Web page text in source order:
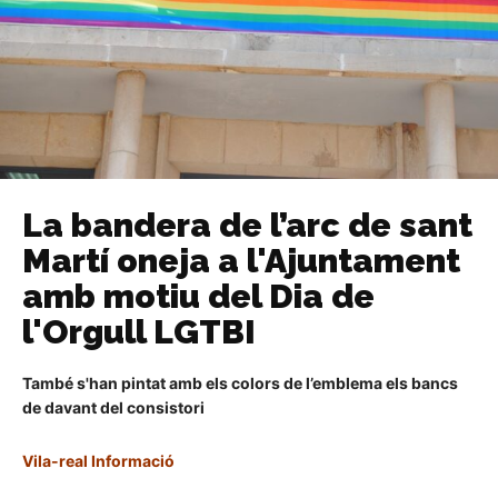
La bandera de l’arc de sant
Martí oneja a l'Ajuntament
amb motiu del Dia de
l'Orgull LGTBI
També s'han pintat amb els colors de l’emblema els bancs
de davant del consistori
Vila-real Informació